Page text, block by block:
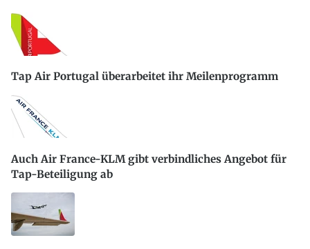
Tap Air Portugal überarbeitet ihr Meilenprogramm
Auch Air France-KLM gibt verbindliches Angebot für
Tap-Beteiligung ab